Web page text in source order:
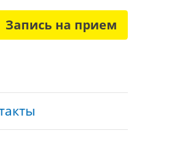
Запись на прием